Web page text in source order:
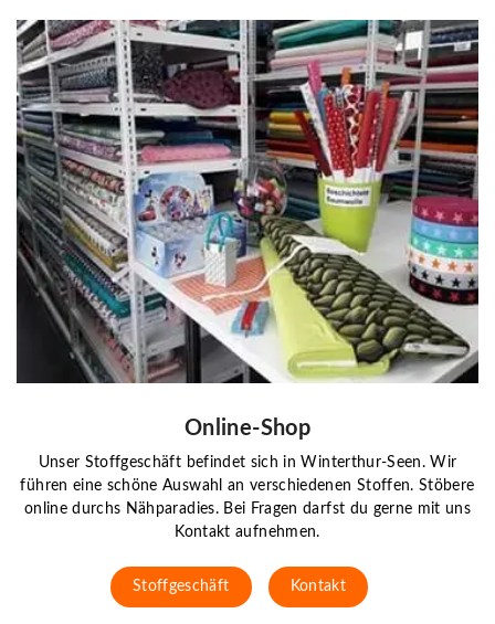
Online-Shop
Unser Stoffgeschäft befindet sich in Winterthur-Seen. Wir
führen eine schöne Auswahl an verschiedenen Stoffen. Stöbere
online durchs Nähparadies. Bei Fragen darfst du gerne mit uns
Kontakt aufnehmen.
Stoffgeschäft Kontakt